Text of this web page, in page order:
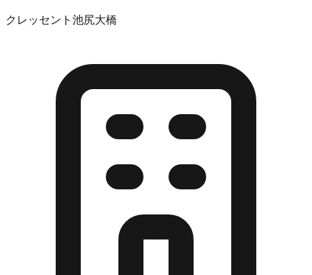
クレッセント池尻大橋